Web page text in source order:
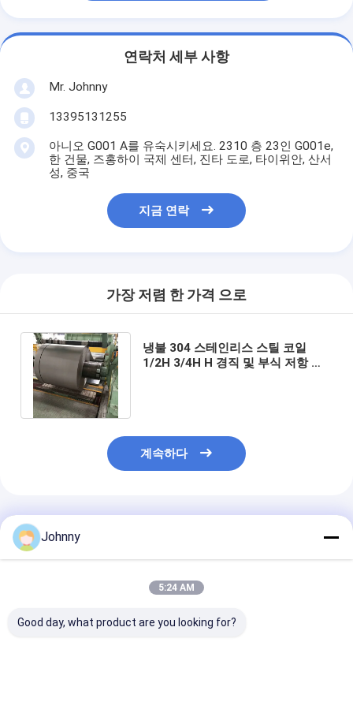
연락처 세부 사항
Mr. Johnny
13395131255
아니오 G001 A를 유숙시키세요. 2310 층 23인 G001e,
한 건물, 즈홍하이 국제 센터, 진타 도로, 타이위안, 산서
성, 중국
지금 연락
가장 저렴 한 가격 으로
냉불 304 스테인리스 스틸 코일
1/2H 3/4H H 경직 및 부식 저항 애
계속하다
추천된 제품
Johnny
5:24 AM
Good day, what product are you looking for?